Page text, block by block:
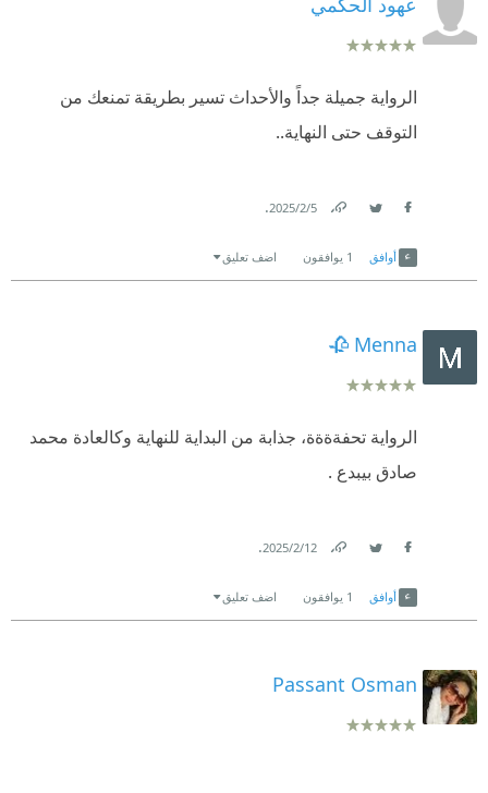
الرواية جميلة جداً والأحداث تسير بطريقة تمنعك من
التوقف حتى النهاية..
5‏/2‏/2025
.
أوافق 1 يوافقون اضف تعليق
Menna 🥀
الرواية تحفةةةة، جذابة من البداية للنهاية وكالعادة محمد
صادق بيبدع .
12‏/2‏/2025
.
أوافق 1 يوافقون اضف تعليق
Passant Osman